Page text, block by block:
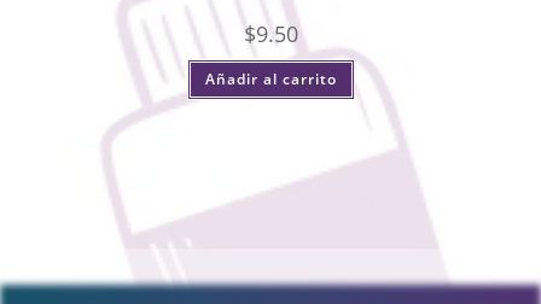
$9.50
Añadir al carrito